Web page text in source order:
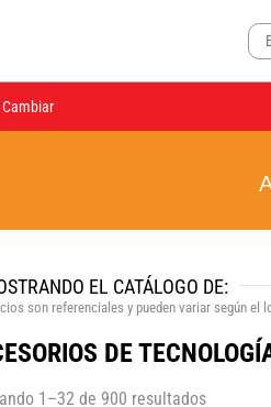
Cambiar
EL CATÁLOGO DE:
son referenciales y pueden variar según el
DE
1–32 de 900 resultados